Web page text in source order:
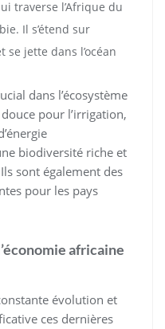
traverse l’Afrique du
Il s’étend sur
jette dans l’océan
dans l’écosystème
pour l’irrigation,
biodiversité riche et
sont également des
pour les pays
africaine
évolution et
ces dernières